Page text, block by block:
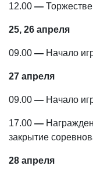
12.00 —
25, 26 апреля
09.00 — Начало
27 апреля
09.00 — Начало
17.00 —
закрытие
28 апреля